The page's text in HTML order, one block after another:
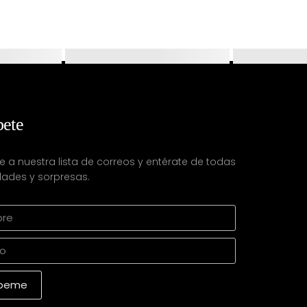
a nuestra lista de correos y entérate de todas
y sorpresas.